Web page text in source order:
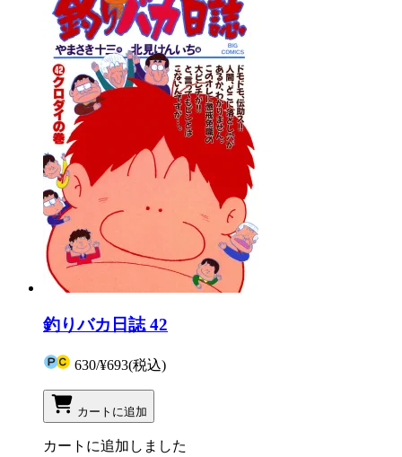
釣りバカ日誌 42
630/¥693(税込)
カートに追加
カートに追加しました